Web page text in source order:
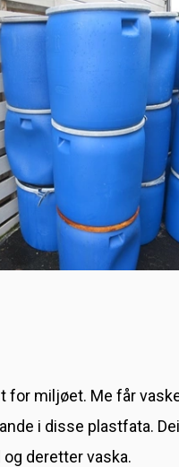
for miljøet. Me får
i disse plastfata.
deretter vaska.